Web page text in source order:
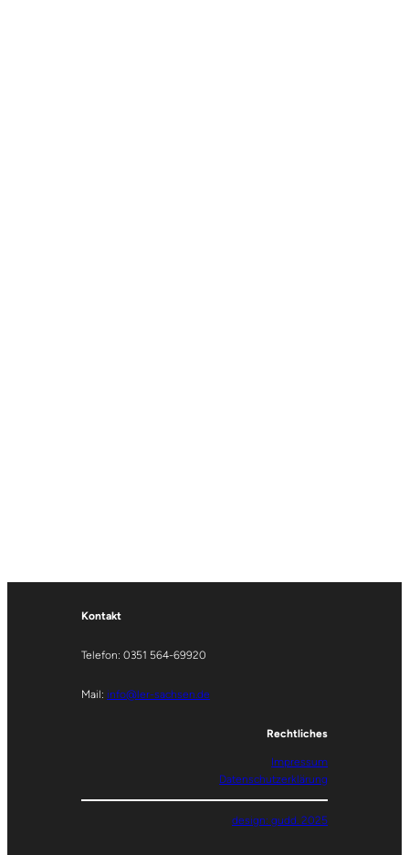
Kontakt
Telefon: 0351 564-69920
Mail: info@ler-sachsen.de
Rechtliches
Impressum
Datenschutzerklärung
design: gudd. 2025